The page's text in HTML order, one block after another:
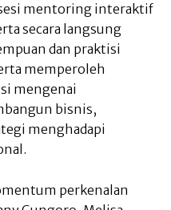
mentoring interaktif
secara langsung
dan praktisi
memperoleh
mengenai
bisnis,
menghadapi
perkenalan